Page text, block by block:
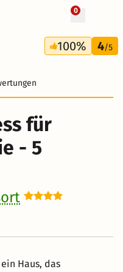
0
5 Tage
613 €
+ 28 Fotos
100% 4/5
für
- 5
Haus, das